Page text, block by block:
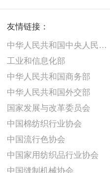
友情链接：
中华人民共和国中央人民政府
工业和信息化部
中华人民共和国商务部
中华人民共和国外交部
国家发展与改革委员会
中国棉纺织行业协会
中国流行色协会
中国家用纺织品行业协会
中国缝制机械协会